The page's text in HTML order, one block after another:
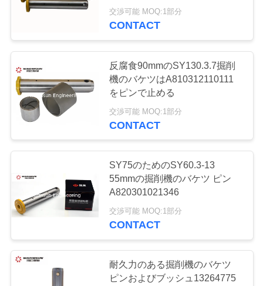
範囲のスタッカー
の予備品
27
モーター グレーダ
ーの予備品
交渉可能 MOQ:1部分
CONTACT
反腐食90mmのSY130.3.7掘削
機のバケツはA810312110111
をピンで止める
交渉可能 MOQ:1部分
CONTACT
SY75のためのSY60.3-13
55mmの掘削機のバケツ ピン
A820301021346
交渉可能 MOQ:1部分
CONTACT
耐久力のある掘削機のバケツ
ピンおよびブッシュ13264775